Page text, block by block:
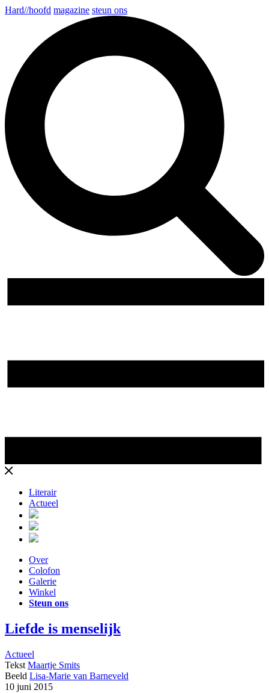
Hard//hoofd magazine steun ons
Literair
Actueel
Over
Colofon
Galerie
Winkel
Steun ons
Liefde is menselijk
Actueel
Tekst Maartje Smits
Beeld Lisa-Marie van Barneveld
10 juni 2015